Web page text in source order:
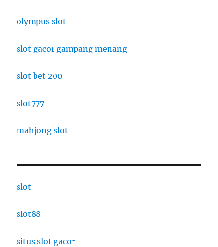
olympus slot
slot gacor gampang menang
slot bet 200
slot777
mahjong slot
slot
slot88
situs slot gacor